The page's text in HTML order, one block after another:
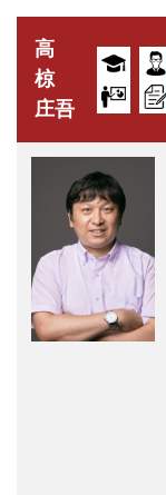
高
椋
庄吾